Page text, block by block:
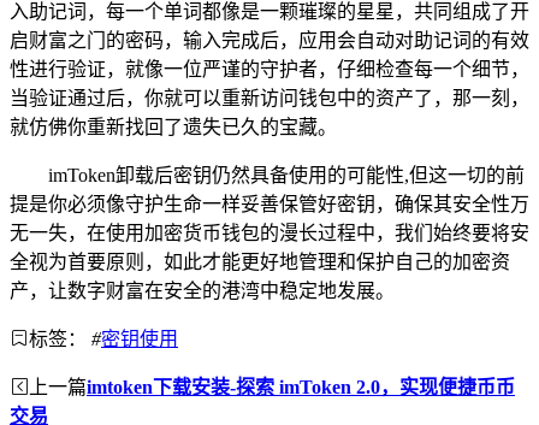
入助记词，每一个单词都像是一颗璀璨的星星，共同组成了开
启财富之门的密码，输入完成后，应用会自动对助记词的有效
性进行验证，就像一位严谨的守护者，仔细检查每一个细节，
当验证通过后，你就可以重新访问钱包中的资产了，那一刻，
就仿佛你重新找回了遗失已久的宝藏。
imToken卸载后密钥仍然具备使用的可能性,但这一切的前
提是你必须像守护生命一样妥善保管好密钥，确保其安全性万
无一失，在使用加密货币钱包的漫长过程中，我们始终要将安
全视为首要原则，如此才能更好地管理和保护自己的加密资
产，让数字财富在安全的港湾中稳定地发展。
标签： #密钥使用
上一篇imtoken下载安装-探索 imToken 2.0，实现便捷币币
交易